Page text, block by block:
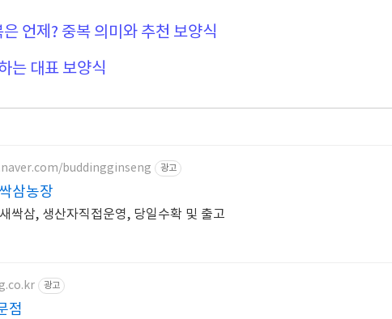
언제? 중복 의미와 추천 보양식
는 대표 보양식
buddingginseng 광고
삼농장
싹삼, 생산자직접운영, 당일수확 및 출고
광고
점